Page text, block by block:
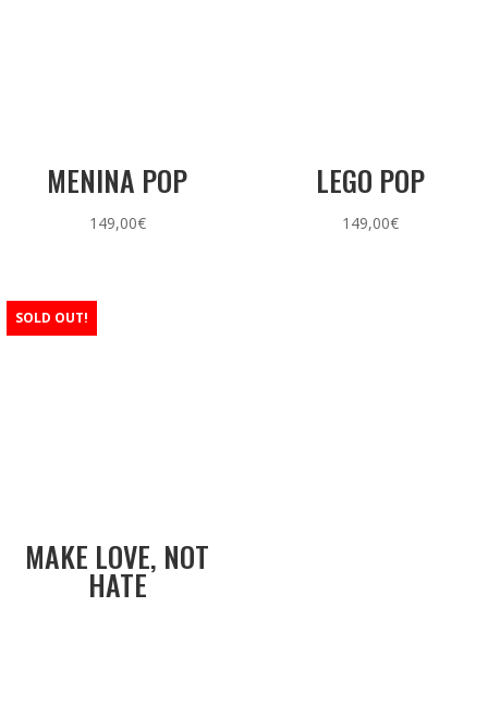
MENINA POP
149,00€
LEGO POP
149,00€
SOLD OUT!
MAKE LOVE, NOT
HATE